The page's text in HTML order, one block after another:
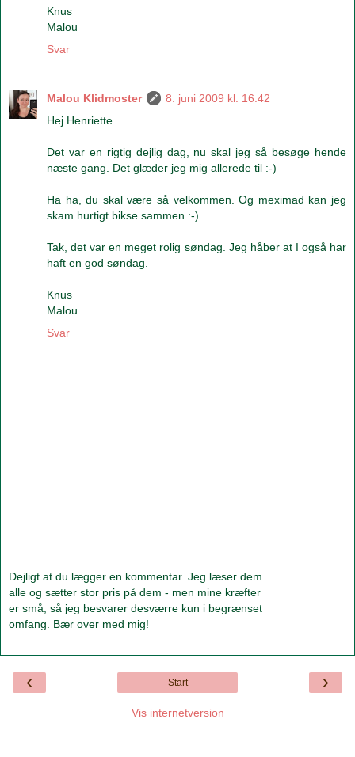
Knus
Malou
Svar
Malou Klidmoster
8. juni 2009 kl. 16.42
Hej Henriette
Det var en rigtig dejlig dag, nu skal jeg så besøge hende
næste gang. Det glæder jeg mig allerede til :-)
Ha ha, du skal være så velkommen. Og meximad kan jeg
skam hurtigt bikse sammen :-)
Tak, det var en meget rolig søndag. Jeg håber at I også har
haft en god søndag.
Knus
Malou
Svar
Dejligt at du lægger en kommentar. Jeg læser dem
alle og sætter stor pris på dem - men mine kræfter
er små, så jeg besvarer desværre kun i begrænset
omfang. Bær over med mig!
‹ ›
Start
Vis internetversion